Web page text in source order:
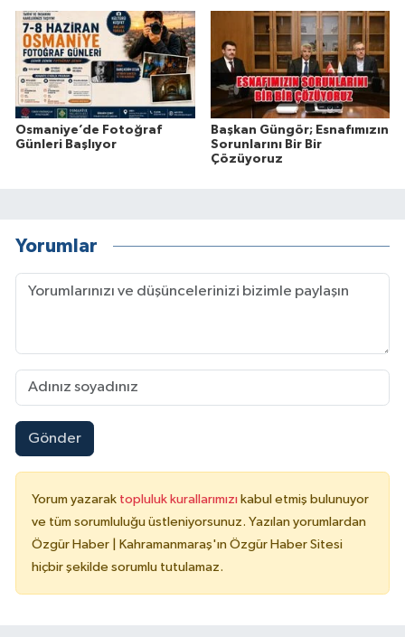
Osmaniye’de Fotoğraf
Günleri Başlıyor
Başkan Güngör; Esnafımızın
Sorunlarını Bir Bir
Çözüyoruz
Yorumlar
Gönder
Yorum yazarak topluluk kurallarımızı kabul etmiş bulunuyor
ve tüm sorumluluğu üstleniyorsunuz. Yazılan yorumlardan
Özgür Haber | Kahramanmaraş'ın Özgür Haber Sitesi
hiçbir şekilde sorumlu tutulamaz.